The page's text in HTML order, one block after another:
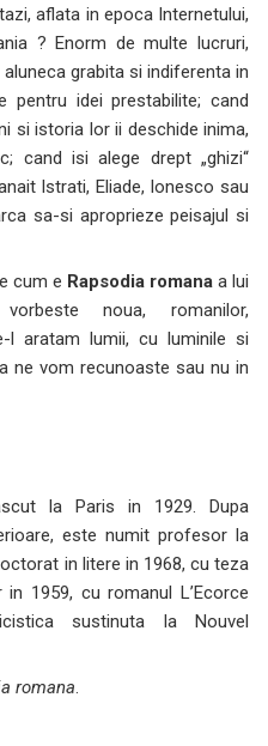
aflata in epoca Internetului,
? Enorm de multe lucruri,
grabita si indiferenta in
pentru idei prestabilite; cand
si istoria lor ii deschide inima,
cand isi alege drept „ghizi“
Istrati, Eliade, lonesco sau
sa-si aproprieze peisajul si
cum e Rapsodia romanaa lui
noua, romanilor,
l aratam lumii, cu luminile si
ne vom recunoaste sau nu in
la Paris in 1929. Dupa
este numit profesor la
in litere in 1968, cu teza
in 1959, cu romanulL’Ecorce
sustinuta la Nouvel
romana.